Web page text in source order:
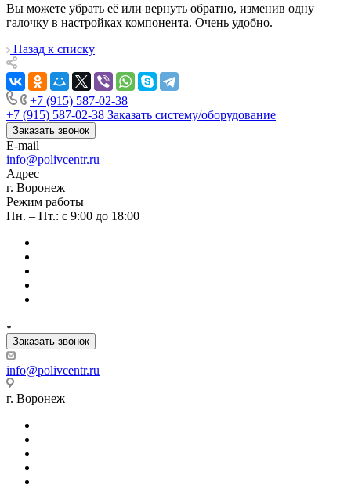
Вы можете убрать её или вернуть обратно, изменив одну
галочку в настройках компонента. Очень удобно.
Назад к списку
+7 (915) 587-02-38
+7 (915) 587-02-38 Заказать систему/оборудование
Заказать звонок
E-mail
info@polivcentr.ru
Адрес
г. Воронеж
Режим работы
Пн. – Пт.: с 9:00 до 18:00
Заказать звонок
info@polivcentr.ru
г. Воронеж